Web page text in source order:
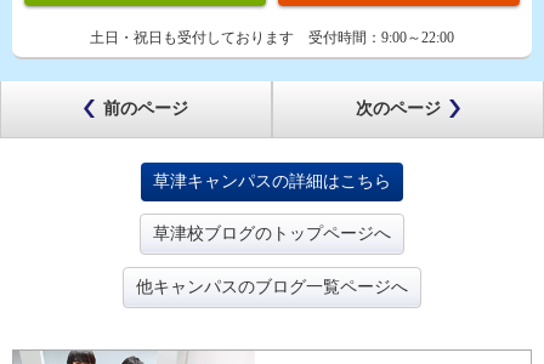
土日・祝日も受付しております 受付時間： 9:00～22:00
前のページ 次のページ
草津キャンパスの詳細はこちら
草津校ブログのトップページへ
他キャンパスのブログ一覧ページへ